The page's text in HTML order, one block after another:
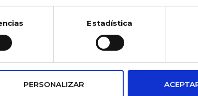
cookies-policy.html)
Estadística
PERSONALIZAR